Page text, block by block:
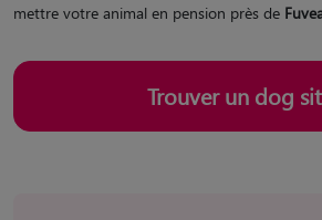
mettre votre animal en pension près de
Trouver un dog